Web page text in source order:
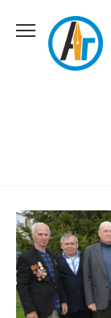
содержанию